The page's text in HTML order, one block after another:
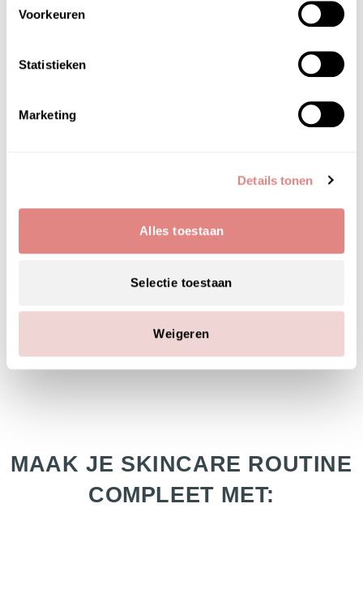
Voorkeuren
Statistieken
Marketing
Details tonen
Alles toestaan
Selectie toestaan
Weigeren
uit andere producten beter opgenomen worden
en is de meest ideale voorbereiding van de huid.
zoals:
Huidbeschadigingen door milieu-invloeden
Eczeem (jeukstillend, helend)
MAAK JE SKINCARE ROUTINE
COMPLEET MET: